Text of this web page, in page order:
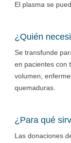
El plasma se
¿Quién
Se transfunde
en pacientes con
volumen,
quemaduras.
¿Para qué
Las donaciones